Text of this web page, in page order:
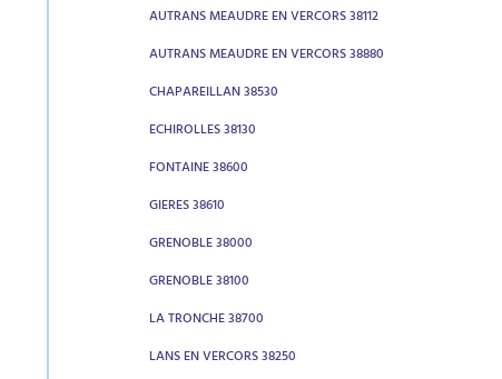
AUTRANS MEAUDRE EN VERCORS 38112
AUTRANS MEAUDRE EN VERCORS 38880
CHAPAREILLAN 38530
ECHIROLLES 38130
FONTAINE 38600
GIERES 38610
GRENOBLE 38000
GRENOBLE 38100
LA TRONCHE 38700
LANS EN VERCORS 38250